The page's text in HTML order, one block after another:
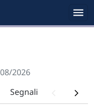
2026
Segnali
Analisi